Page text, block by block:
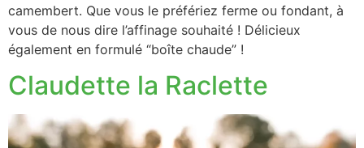
camembert. Que vous le préfériez ferme ou fondant, à
vous de nous dire l’affinage souhaité ! Délicieux
également en formulé “boîte chaude” !
Claudette la Raclette